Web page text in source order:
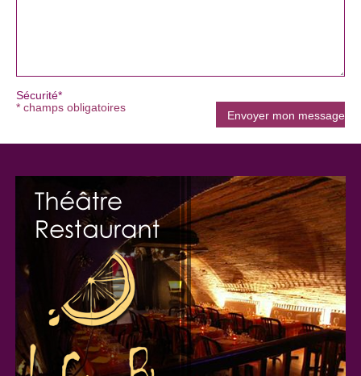
Sécurité*
* champs obligatoires